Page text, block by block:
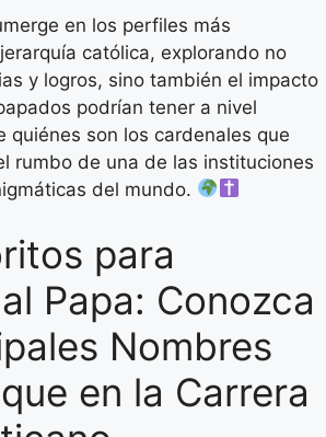
en los perfiles más
católica, explorando no
y logros, sino también el impacto
podrían tener a nivel
quiénes son los cardenales que
rumbo de una de las instituciones
del mundo.
para
Papa: Conozca
Nombres
en la Carrera